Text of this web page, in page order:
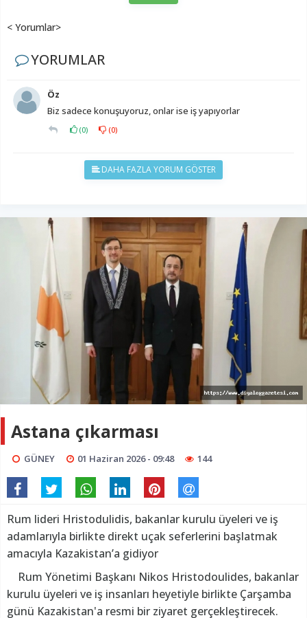
< Yorumlar>
YORUMLAR
Öz
Biz sadece konuşuyoruz, onlar ise iş yapıyorlar
(0) (0)
DAHA FAZLA YORUM GÖSTER
Astana çıkarması
GÜNEY 01 Haziran 2026 - 09:48 144
Rum lideri Hristodulidis, bakanlar kurulu üyeleri ve iş
adamlarıyla birlikte direkt uçak seferlerini başlatmak
amacıyla Kazakistan’a gidiyor
Rum Yönetimi Başkanı Nikos Hristodoulides, bakanlar
kurulu üyeleri ve iş insanları heyetiyle birlikte Çarşamba
günü Kazakistan'a resmi bir ziyaret gerçekleştirecek.